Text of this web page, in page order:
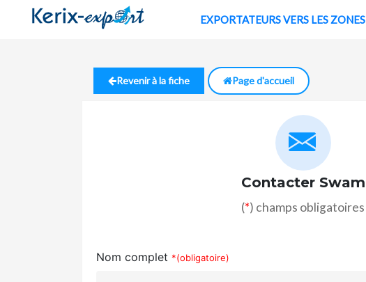
EXPORTATEURS VERS LES ZONES
Revenir à la fiche Page d'accueil
Contacter Swam
(*) champs obligatoires
Nom complet *(obligatoire)